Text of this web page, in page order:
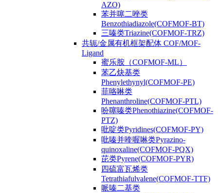
AZO)
苯并噻二唑类
Benzothiadiazole(COFMOF-BT)
三嗪类Triazine(COFMOF-TRZ)
共轭/金属有机框架配体 COF/MOF-
Ligand
蜜乐胺（COFMOF-ML）
苯乙炔基类
Phenylethynyl(COFMOF-PE)
菲咯啉类
Phenanthroline(COFMOF-PTL)
吩噻嗪类Phenothiazine(COFMOF-
PTZ)
吡啶类Pyridines(COFMOF-PY)
吡嗪并喹喔啉类Pyrazino-
quinoxaline(COFMOF-PQX)
芘类Pyrene(COFMOF-PYR)
四硫富瓦烯类
Tetrathiafulvalene(COFMOF-TTF)
哌嗪二基类